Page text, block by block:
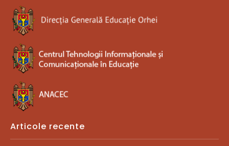
Articole recente